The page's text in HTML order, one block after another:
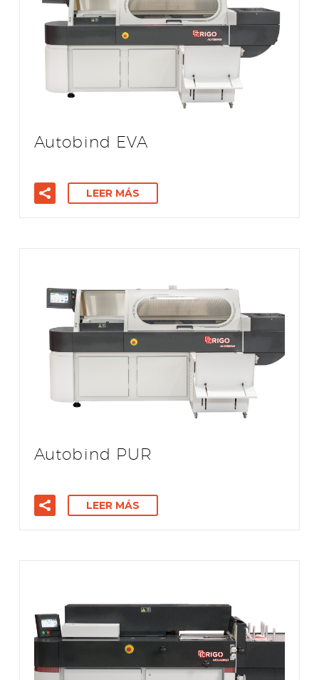
Autobind EVA
LEER MÁS
Autobind PUR
LEER MÁS